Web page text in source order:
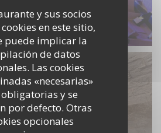
y sus socios
en este sitio,
puede implicar la
de datos
Las cookies
«necesarias»
y se
por defecto. Otras
opcionales
Tuffeau